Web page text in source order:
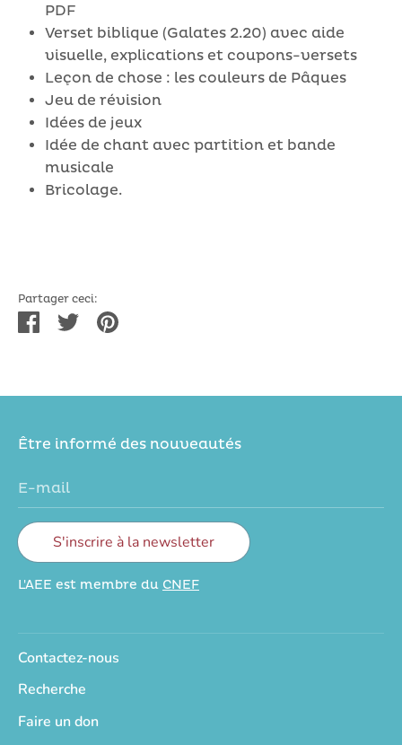
PDF
Verset biblique (Galates 2.20) avec aide
visuelle, explications et coupons-versets
Leçon de chose : les couleurs de Pâques
Jeu de révision
Idées de jeux
Idée de chant avec partition et bande
musicale
Bricolage.
Partager ceci:
Partager
TweeterÉpingler
Être informé des nouveautés
E-mail
S'inscrire à la newsletter
L'AEE est membre du CNEF
Contactez-nous
Recherche
Faire un don